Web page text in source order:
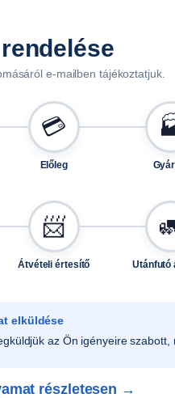
e-mailben tájékoztatjuk.
💳
Előleg
📨
Átvételi értesítő Utánfutó
elküldése
az Ön igényeire szabott,
részletesen →